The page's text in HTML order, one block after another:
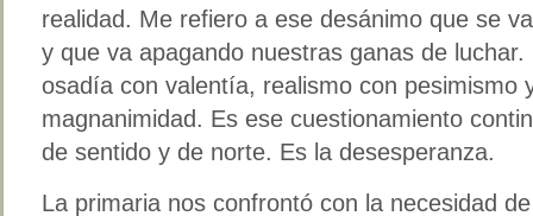
realidad. Me refiero a ese desánimo que se
y que va apagando nuestras ganas de
osadía con valentía, realismo con pesimismo
magnanimidad. Es ese cuestionamiento
de sentido y de norte. Es la desesperanza.
La primaria nos confrontó con la necesidad